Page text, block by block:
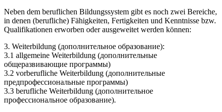
Neben dem beruflichen Bildungssystem gibt es noch zwei Bereiche,
in denen (berufliche) Fähigkeiten, Fertigkeiten und Kenntnisse bzw.
Qualifikationen erworben oder ausgeweitet werden können:
3. Weiterbildung (дополнительное образование):
3.1 allgemeine Weiterbildung (дополнительные
общеразвивающие программы)
3.2 vorberufliche Weiterbildung (дополнительные
предпрофессиональные программы)
3.3 berufliche Weiterbildung (дополнительное
профессиональное образование).